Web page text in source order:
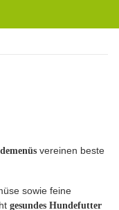
vereinen beste
sowie feine
gesundes Hundefutter